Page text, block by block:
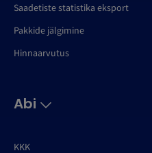
Saadetiste statistika eksport
Pakkide jälgimine
Hinnaarvutus
Abi
KKK